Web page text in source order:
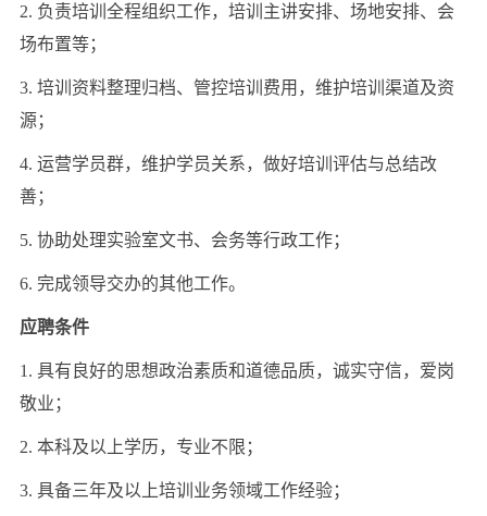
2. 负责培训全程组织工作，培训主讲安排、场地安排、会
场布置等；
3. 培训资料整理归档、管控培训费用，维护培训渠道及资
源；
4. 运营学员群，维护学员关系，做好培训评估与总结改
善；
5. 协助处理实验室文书、会务等行政工作；
6. 完成领导交办的其他工作。
应聘条件
1. 具有良好的思想政治素质和道德品质，诚实守信，爱岗
敬业；
2. 本科及以上学历，专业不限；
3. 具备三年及以上培训业务领域工作经验；